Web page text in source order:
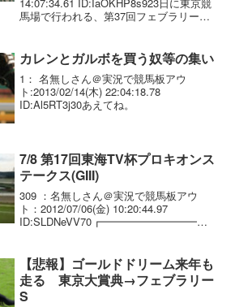
馬場で行われる、第37回フェブラリーS(4
テ...
カレンとガルボを買う奴等の集い
1： 名無しさん＠実況で競馬板アウ
ト:2013/02/14(木) 22:04:18.78
ID:Al5RT3j30あえてね。
7/8 第17回東海TV杯プロキオンス
テークス(GIII)
309 ：名無しさん＠実況で競馬板アウ
ト：2012/07/06(金) 10:20:44.97
ID:SLDNeVV70┏━━━━━━━━━━
レビ杯...
【悲報】ゴールドドリーム来年も
走る 東京大賞典→フェブラリー
S